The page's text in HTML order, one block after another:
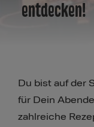
entdecken!
Du bist auf der
für Dein
zahlreiche